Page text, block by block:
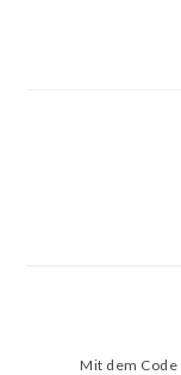
Mit dem Code